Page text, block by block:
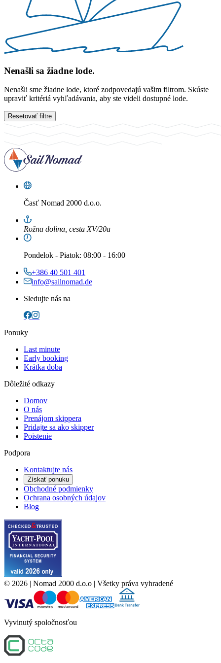
Nenašli sa žiadne lode.
Nenašli sme žiadne lode, ktoré zodpovedajú vašim filtrom. Skúste
upraviť kritériá vyhľadávania, aby ste videli dostupné lode.
Resetovať filtre
Časť Nomad 2000 d.o.o.
Rožna dolina, cesta XV/20a
Pondelok - Piatok: 08:00 - 16:00
+386 40 501 401
info@sailnomad.de
Sledujte nás na
Ponuky
Last minute
Early booking
Krátka doba
Dôležité odkazy
Domov
O nás
Prenájom skippera
Pridajte sa ako skipper
Poistenie
Podpora
Kontaktujte nás
Získať ponuku
Obchodné podmienky
Ochrana osobných údajov
Blog
© 2026 | Nomad 2000 d.o.o | Všetky práva vyhradené
Vyvinutý spoločnosťou